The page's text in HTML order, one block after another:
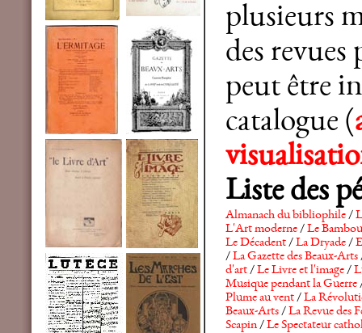
plusieurs
des revues
peut être
catalogue (
Liste des
Almanach du bibliophile/
L'Art moderne/Le Bambou
Le Décadent/La Dryade/
/La Gazette des Beaux-Arts
d'art/Le Livre et l'image/
Musique pendant la Guerre
Plume au vent/La
Beaux-Arts/La Revue des
Scapin/Le Spectateur